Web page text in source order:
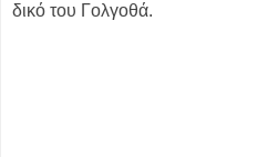
δικό του Γολγοθά.